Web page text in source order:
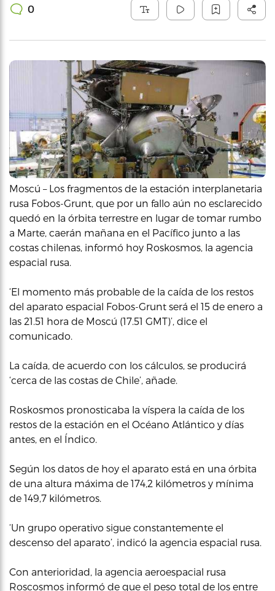
0
Moscú – Los fragmentos de la estación interplanetaria
rusa Fobos-Grunt, que por un fallo aún no esclarecido
quedó en la órbita terrestre en lugar de tomar rumbo
a Marte, caerán mañana en el Pacífico junto a las
costas chilenas, informó hoy Roskosmos, la agencia
espacial rusa.
‘El momento más probable de la caída de los restos
del aparato espacial Fobos-Grunt será el 15 de enero a
las 21.51 hora de Moscú (17.51 GMT)’, dice el
comunicado.
La caída, de acuerdo con los cálculos, se producirá
‘cerca de las costas de Chile’, añade.
Roskosmos pronosticaba la víspera la caída de los
restos de la estación en el Océano Atlántico y días
antes, en el Índico.
Según los datos de hoy el aparato está en una órbita
de una altura máxima de 174,2 kilómetros y mínima
de 149,7 kilómetros.
‘Un grupo operativo sigue constantemente el
descenso del aparato’, indicó la agencia espacial rusa.
Con anterioridad, la agencia aeroespacial rusa
Roscosmos informó de que el peso total de los entre